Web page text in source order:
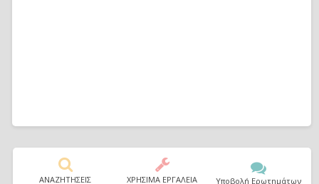
ΑΝΑΖΗΤΗΣΕΙΣ ΧΡΗΣΙΜΑ ΕΡΓΑΛΕΙΑ Υποβολή Ερωτημάτων